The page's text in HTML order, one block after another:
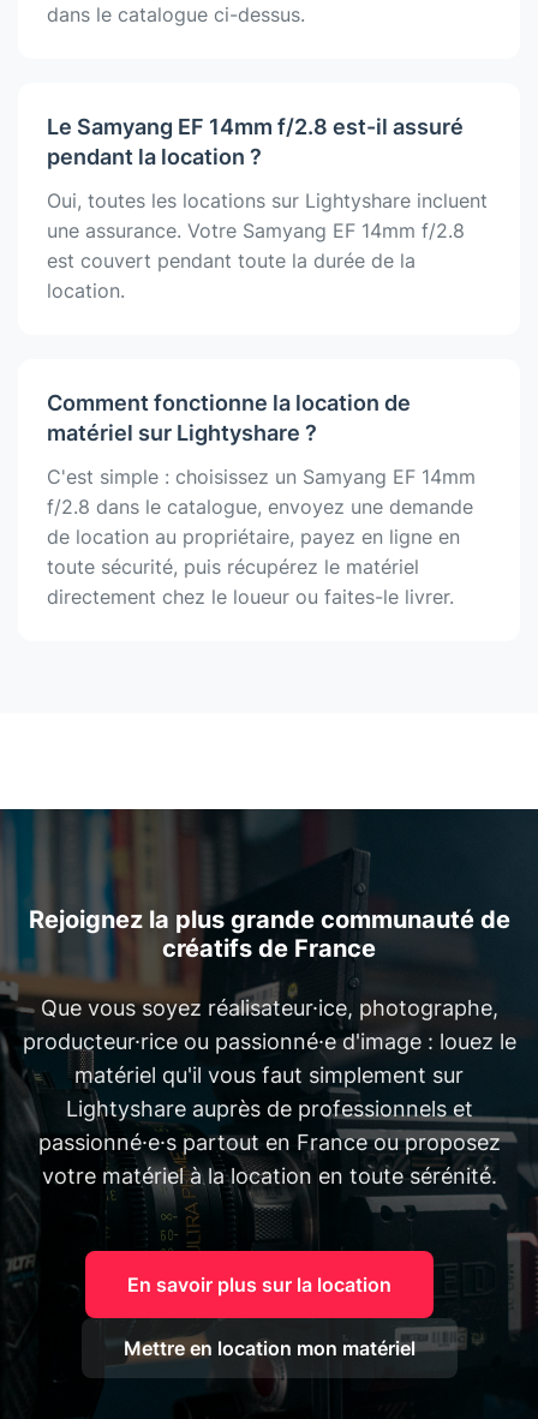
dans le catalogue ci-dessus.
Le Samyang EF 14mm f/2.8 est-il assuré
pendant la location ?
Oui, toutes les locations sur Lightyshare incluent
une assurance. Votre Samyang EF 14mm f/2.8
est couvert pendant toute la durée de la
location.
Comment fonctionne la location de
matériel sur Lightyshare ?
C'est simple : choisissez un Samyang EF 14mm
f/2.8 dans le catalogue, envoyez une demande
de location au propriétaire, payez en ligne en
toute sécurité, puis récupérez le matériel
directement chez le loueur ou faites-le livrer.
Rejoignez la plus grande communauté de
créatifs de France
Que vous soyez réalisateur·ice, photographe,
producteur·rice ou passionné·e d'image : louez le
matériel qu'il vous faut simplement sur
Lightyshare auprès de professionnels et
passionné·e·s partout en France ou proposez
votre matériel à la location en toute sérénité.
En savoir plus sur la location
Mettre en location mon matériel